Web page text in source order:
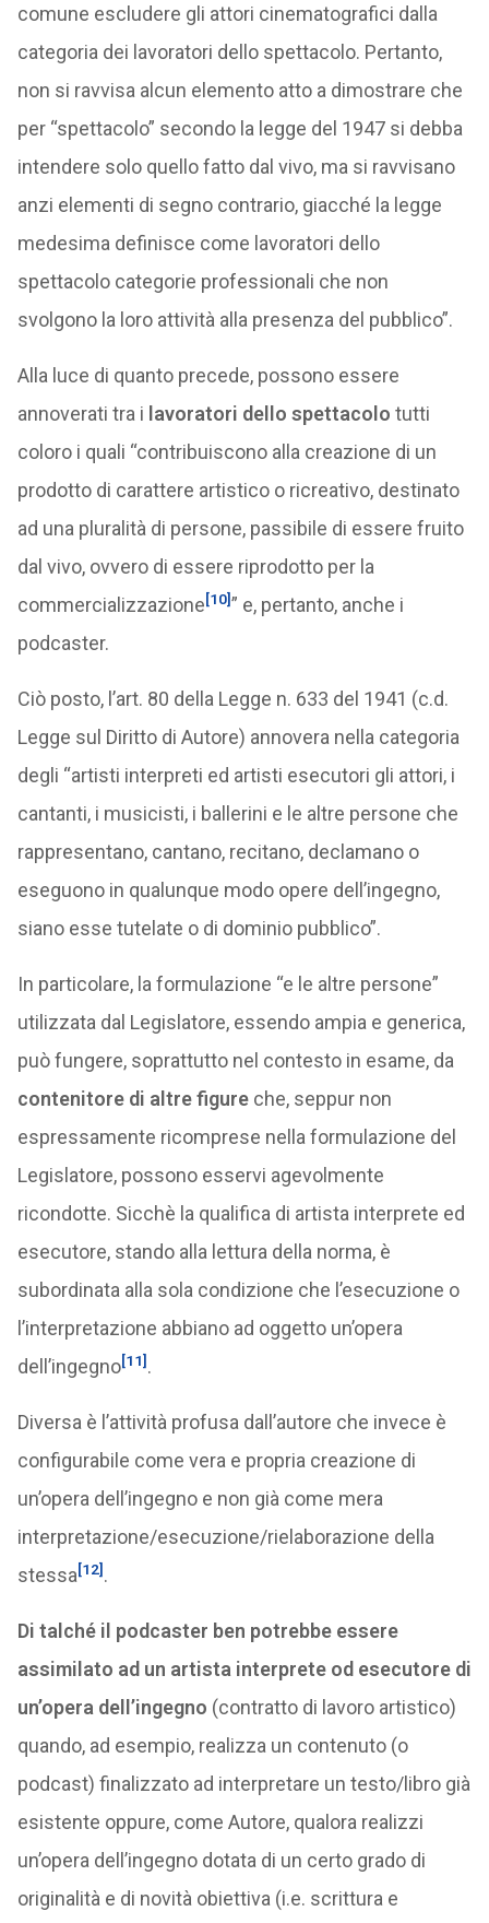
comune escludere gli attori cinematografici dalla
categoria dei lavoratori dello spettacolo. Pertanto,
non si ravvisa alcun elemento atto a dimostrare che
per “spettacolo” secondo la legge del 1947 si debba
intendere solo quello fatto dal vivo, ma si ravvisano
anzi elementi di segno contrario, giacché la legge
medesima definisce come lavoratori dello
spettacolo categorie professionali che non
svolgono la loro attività alla presenza del pubblico”.
Alla luce di quanto precede, possono essere
annoverati tra i lavoratori dello spettacolo tutti
coloro i quali “contribuiscono alla creazione di un
prodotto di carattere artistico o ricreativo, destinato
ad una pluralità di persone, passibile di essere fruito
dal vivo, ovvero di essere riprodotto per la
commercializzazione[10]” e, pertanto, anche i
podcaster.
Ciò posto, l’art. 80 della Legge n. 633 del 1941 (c.d.
Legge sul Diritto di Autore) annovera nella categoria
degli “artisti interpreti ed artisti esecutori gli attori, i
cantanti, i musicisti, i ballerini e le altre persone che
rappresentano, cantano, recitano, declamano o
eseguono in qualunque modo opere dell’ingegno,
siano esse tutelate o di dominio pubblico”.
In particolare, la formulazione “e le altre persone”
utilizzata dal Legislatore, essendo ampia e generica,
può fungere, soprattutto nel contesto in esame, da
contenitore di altre figureche, seppur non
espressamente ricomprese nella formulazione del
Legislatore, possono esservi agevolmente
ricondotte. Sicchè la qualifica di artista interprete ed
esecutore, stando alla lettura della norma, è
subordinata alla sola condizione che l’esecuzione o
l’interpretazione abbiano ad oggetto un’opera
dell’ingegno[11] .
Diversa è l’attività profusa dall’autore che invece è
configurabile come vera e propria creazione di
un’opera dell’ingegno e non già come mera
interpretazione/esecuzione/rielaborazione della
stessa[12] .
Di talché il podcaster ben potrebbe essere
assimilato ad un artista interprete od esecutore di
un’opera dell’ingegno (contratto di lavoro artistico)
quando, ad esempio, realizza un contenuto (o
podcast) finalizzato ad interpretare un testo/libro già
esistente oppure, come Autore, qualora realizzi
un’opera dell’ingegno dotata di un certo grado di
originalità e di novità obiettiva (i.e. scrittura e